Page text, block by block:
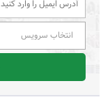
انتخاب سرویس